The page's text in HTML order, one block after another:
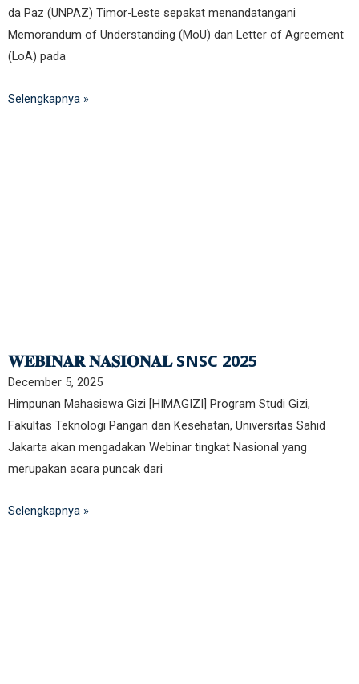
da Paz (UNPAZ) Timor-Leste sepakat menandatangani
Memorandum of Understanding (MoU) dan Letter of Agreement
(LoA) pada
Selengkapnya »
𝐖𝐄𝐁𝐈𝐍𝐀𝐑 𝐍𝐀𝐒𝐈𝐎𝐍𝐀𝐋 SNSC 2025
December 5, 2025
Himpunan Mahasiswa Gizi [HIMAGIZI] Program Studi Gizi,
Fakultas Teknologi Pangan dan Kesehatan, Universitas Sahid
Jakarta akan mengadakan Webinar tingkat Nasional yang
merupakan acara puncak dari
Selengkapnya »